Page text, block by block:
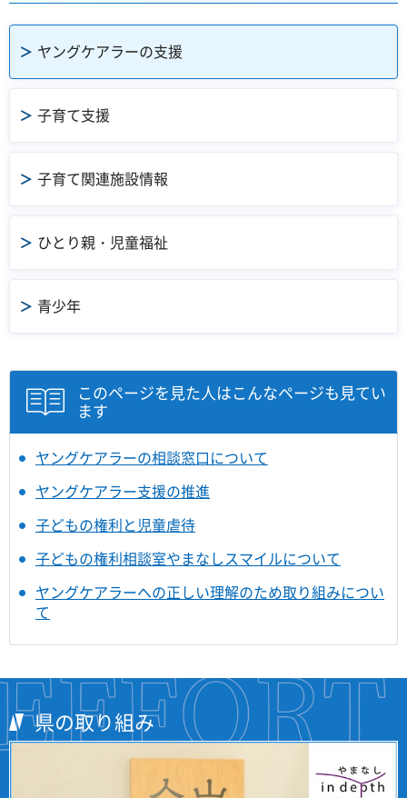
ヤングケアラーの支援
子育て支援
子育て関連施設情報
ひとり親・児童福祉
青少年
このページを見た人はこんなページも見てい
ます
ヤングケアラーの相談窓口について
ヤングケアラー支援の推進
子どもの権利と児童虐待
子どもの権利相談室やまなしスマイルについて
ヤングケアラーへの正しい理解のため取り組みについ
て
県の取り組み